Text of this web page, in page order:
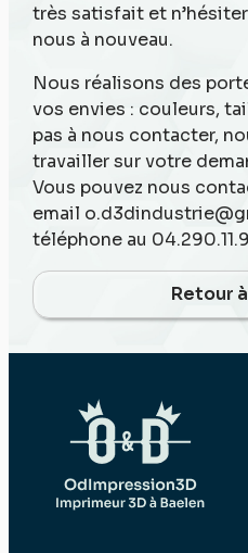
très satisfait et
nous à nouveau.
Nous réalisons des
vos envies : couleurs,
pas à nous contacter,
travailler sur votre
Vous pouvez nous
email
téléphone au
Retour